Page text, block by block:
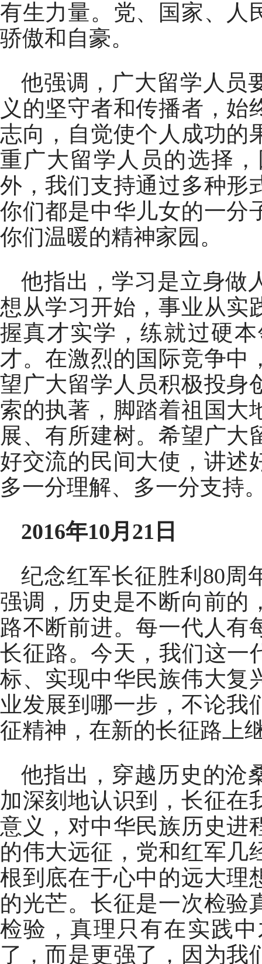
有生力量。党、国家、人
骄傲和自豪。
他强调，广大留学人员
义的坚守者和传播者，
志向，自觉使个人成功的
重广大留学人员的选择
外，我们支持通过多种形
你们都是中华儿女的一分
你们温暖的精神家园。
他指出，学习是立身做
想从学习开始，事业从实
握真才实学，练就过硬
才。在激烈的国际竞争中
望广大留学人员积极投身
索的执著，脚踏着祖国大
展、有所建树。希望广大
好交流的民间大使，讲述
多一分理解、多一分支持
2016年10月21日
纪念红军长征胜利80周
强调，历史是不断向前的
路不断前进。每一代人有
长征路。今天，我们这一
标、实现中华民族伟大复
业发展到哪一步，不论我
征精神，在新的长征路上
他指出，穿越历史的沧
加深刻地认识到，长征在
意义，对中华民族历史进
的伟大远征，党和红军几
根到底在于心中的远大理
的光芒。长征是一次检验
检验，真理只有在实践
了，而是更强了，因为我